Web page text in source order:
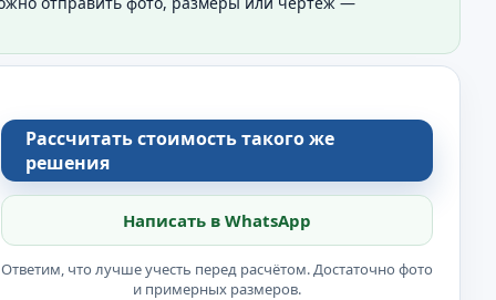
Рассчитать стоимость такого же
решения
Написать в WhatsApp
Ответим, что лучше учесть перед расчётом. Достаточно фото
и примерных размеров.